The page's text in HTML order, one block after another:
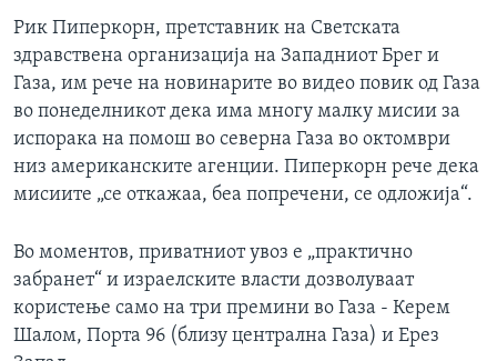
Рик Пиперкорн, претставник на Светската
здравствена организација на Западниот Брег и
Газа, им рече на новинарите во видео повик од Газа
во понеделникот дека има многу малку мисии за
испорака на помош во северна Газа во октомври
низ американските агенции. Пиперкорн рече дека
мисиите „се откажаа, беа попречени, се одложија“.
Во моментов, приватниот увоз е „практично
забранет“ и израелските власти дозволуваат
користење само на три премини во Газа - Керем
Шалом, Порта 96 (близу централна Газа) и Ерез